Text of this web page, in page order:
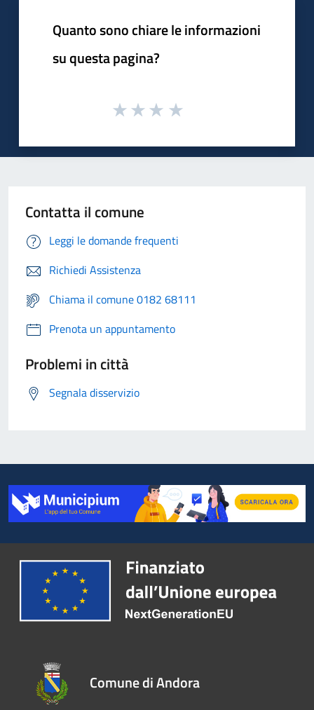
Quanto sono chiare le informazioni
su questa pagina?
Contatta il comune
Leggi le domande frequenti
Richiedi Assistenza
Chiama il comune 0182 68111
Prenota un appuntamento
Problemi in città
Segnala disservizio
Comune di Andora